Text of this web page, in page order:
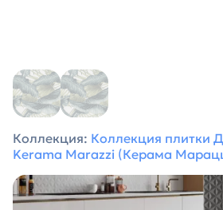
Коллекция: Коллекция плитки
Kerama Marazzi (Керама